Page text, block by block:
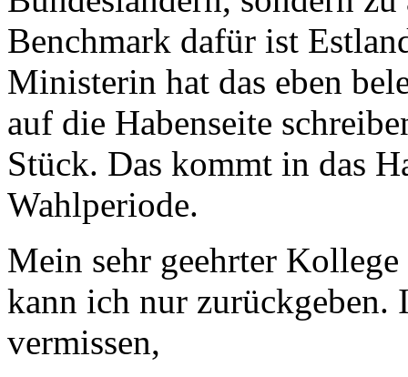
Benchmark dafür ist
Ministerin hat das eben
auf die Habenseite
Stück. Das kommt in das
Wahlperiode.
Mein sehr geehrter
kann ich nur zurückgeben.
vermissen,